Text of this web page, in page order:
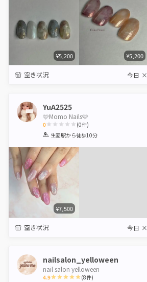
¥5,200 ¥5,200
空き状況 今日 ×
YuA2525
🩷Momo Nails🩷
0
1 2 3 4 5
(0件)
生麦駅から徒歩10分
¥7,500
空き状況 今日 ×
nailsalon_yelloween
nail salon yelloween
4.9 (8件)